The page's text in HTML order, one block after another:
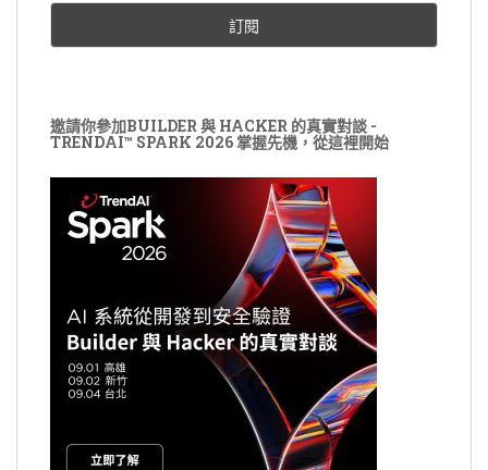
邀請你參加BUILDER 與 HACKER 的真實對談 -
TRENDAI™ SPARK 2026 掌握先機，從這裡開始